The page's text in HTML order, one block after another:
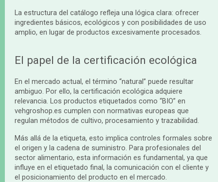
La estructura del catálogo refleja una lógica clara: ofrecer
ingredientes básicos, ecológicos y con posibilidades de uso
amplio, en lugar de productos excesivamente procesados.
El papel de la certificación ecológica
En el mercado actual, el término “natural” puede resultar
ambiguo. Por ello, la certificación ecológica adquiere
relevancia. Los productos etiquetados como “BIO” en
vehgroshop.es cumplen con normativas europeas que
regulan métodos de cultivo, procesamiento y trazabilidad.
Más allá de la etiqueta, esto implica controles formales sobre
el origen y la cadena de suministro. Para profesionales del
sector alimentario, esta información es fundamental, ya que
influye en el etiquetado final, la comunicación con el cliente y
el posicionamiento del producto en el mercado.